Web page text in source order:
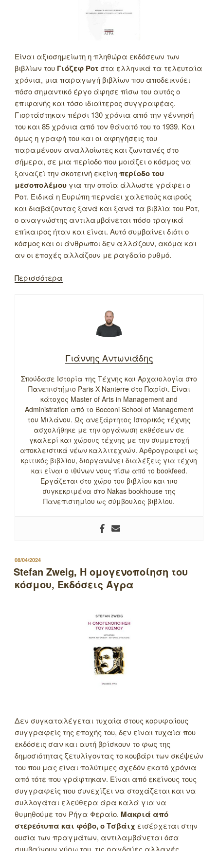
Eίναι αξιοσημείωτη η πληθώρα εκδόσεων των
βιβλίων του Γιόζεφ Ροτ στα ελληνικά τα τελευταία
χρόνια, μια παραγωγή βιβλίων που αποδεικνύει
πόσο σημαντικό έργο άφησε πίσω του αυτός ο
επιφανής και τόσο ιδιαίτερος συγγραφέας.
Γιορτάστηκαν πέρσι 130 χρόνια από την γέννησή
του και 85 χρόνια από τον θάνατό του το 1939. Και
όμως η γραφή του και οι αφηγήσεις του
παραμένουν αναλλοίωτες και ζωντανές στο
σήμερα, σε μια περίοδο που μοιάζει ο κόσμος να
ξαναζεί την σκοτεινή εκείνηπερίοδο του
μεσοπολέμου για την οποία άλλωστε γράφει ο
Ροτ. Ειδικά η Ευρώπη περνάει χαλεπούς καιρούς
και διαβάζοντας ξανά και ξανά τα βιβλία του Ροτ,
ο αναγνώστης αντιλαμβάνεται πόσο τραγικά
επίκαιρος ήταν και είναι. Αυτό συμβαίνει διότι ο
κόσμος και οι άνθρωποι δεν αλλάζουν, ακόμα και
αν οι εποχές αλλάζουν με ραγδαίο ρυθμό.
Περισσότερα
Γιάννης Αντωνιάδης
Σπούδασε Ιστορία της Τέχνης και Αρχαιολογία στο
Πανεπιστήμιο Paris X Nanterre στο Παρίσι. Είναι
κάτοχος Master of Arts in Management and
Administration από το Bocconi School of Management
του Μιλάνου. Ως ανεξάρτητος Ιστορικός τέχνης
ασχολήθηκε με την οργάνωση εκθέσεων σε
γκαλερί και χώρους τέχνης με την συμμετοχή
αποκλειστικά νέων καλλιτεχνών. Αρθρογραφεί ως
κριτικός βιβλίου, διοργανώνει διαλέξεις για τέχνη
και είναι ο ιθύνων νους πίσω από το bookfeed.
Εργάζεται στο χώρο του βιβλίου και πιο
συγκεκριμένα στο Nakas bookhouse της
Πανεπιστημίου ως σύμβουλος βιβλίου.
ΔΗΜΟΣΙΕΥΤΗΚΕ
ΣΤΙΣ
08/04/2024
Stefan Zweig, Η ομογενοποίηση του
κόσμου, Εκδόσεις Άγρα
Δεν συγκαταλέγεται τυχαία στους κορυφαίους
συγγραφείς της εποχής του, δεν είναι τυχαία που
εκδόσεις σαν και αυτή βρίσκουν το φως της
δημοσιότητας ξετυλίγοντας το κουβάρι των σκέψεών
του που μας είναι πολύτιμες σχεδόν εκατό χρόνια
από τότε που γράφτηκαν. Είναι από εκείνους τους
συγγραφείς που συνεχίζει να στοχάζεται και να
συλλογάται ελεύθερα άρα καλά για να
θυμηθούμε τον Ρήγα Φεραίο. Μακριά από
στερεότυπα και φόβο, οΤσβάιχ εισέρχεται στην
ουσία των πραγμάτων, αντιλαμβάνεται όσα
συμβαίνουν γύρω του, τις ραγδαίες αλλαγές